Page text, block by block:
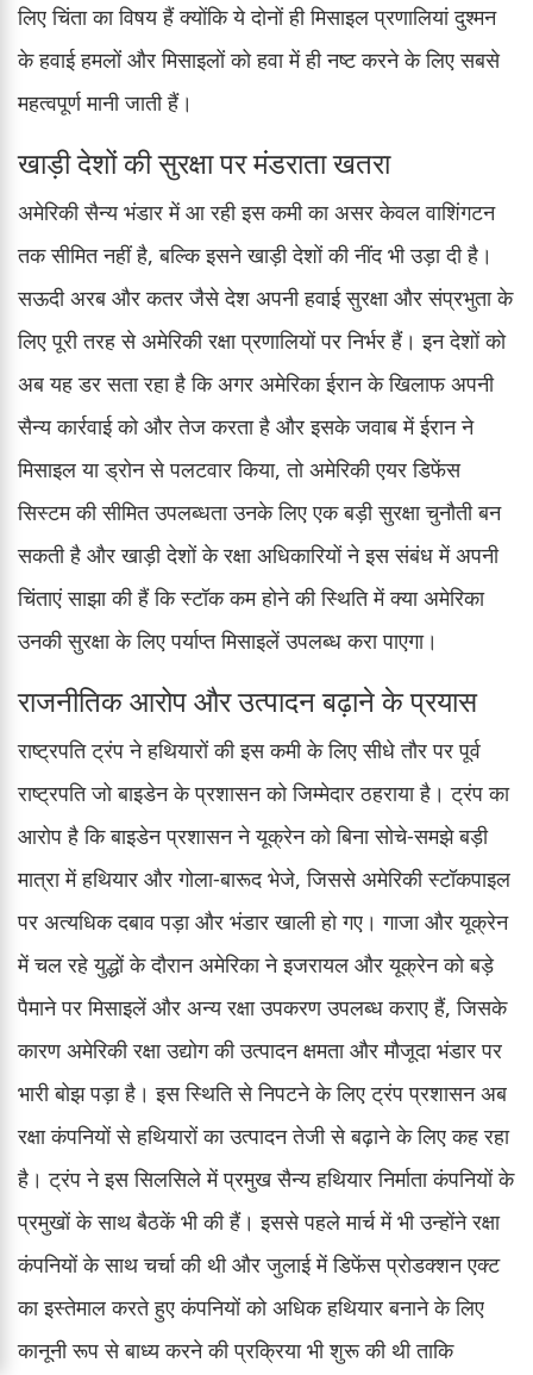
लिए चिंता का विषय हैं क्योंकि ये दोनों ही मिसाइल प्रणालियां दुश्मन
के हवाई हमलों और मिसाइलों को हवा में ही नष्ट करने के लिए सबसे
महत्वपूर्ण मानी जाती हैं।
खाड़ी देशों की सुरक्षा पर मंडराता खतरा
अमेरिकी सैन्य भंडार में आ रही इस कमी का असर केवल वाशिंगटन
तक सीमित नहीं है, बल्कि इसने खाड़ी देशों की नींद भी उड़ा दी है।
सऊदी अरब और कतर जैसे देश अपनी हवाई सुरक्षा और संप्रभुता के
लिए पूरी तरह से अमेरिकी रक्षा प्रणालियों पर निर्भर हैं। इन देशों को
अब यह डर सता रहा है कि अगर अमेरिका ईरान के खिलाफ अपनी
सैन्य कार्रवाई को और तेज करता है और इसके जवाब में ईरान ने
मिसाइल या ड्रोन से पलटवार किया, तो अमेरिकी एयर डिफेंस
सिस्टम की सीमित उपलब्धता उनके लिए एक बड़ी सुरक्षा चुनौती बन
सकती है और खाड़ी देशों के रक्षा अधिकारियों ने इस संबंध में अपनी
चिंताएं साझा की हैं कि स्टॉक कम होने की स्थिति में क्या अमेरिका
उनकी सुरक्षा के लिए पर्याप्त मिसाइलें उपलब्ध करा पाएगा।
राजनीतिक आरोप और उत्पादन बढ़ाने के प्रयास
राष्ट्रपति ट्रंप ने हथियारों की इस कमी के लिए सीधे तौर पर पूर्व
राष्ट्रपति जो बाइडेन के प्रशासन को जिम्मेदार ठहराया है। ट्रंप का
आरोप है कि बाइडेन प्रशासन ने यूक्रेन को बिना सोचे-समझे बड़ी
मात्रा में हथियार और गोला-बारूद भेजे, जिससे अमेरिकी स्टॉकपाइल
पर अत्यधिक दबाव पड़ा और भंडार खाली हो गए। गाजा और यूक्रेन
में चल रहे युद्धों के दौरान अमेरिका ने इजरायल और यूक्रेन को बड़े
पैमाने पर मिसाइलें और अन्य रक्षा उपकरण उपलब्ध कराए हैं, जिसके
कारण अमेरिकी रक्षा उद्योग की उत्पादन क्षमता और मौजूदा भंडार पर
भारी बोझ पड़ा है। इस स्थिति से निपटने के लिए ट्रंप प्रशासन अब
रक्षा कंपनियों से हथियारों का उत्पादन तेजी से बढ़ाने के लिए कह रहा
है। ट्रंप ने इस सिलसिले में प्रमुख सैन्य हथियार निर्माता कंपनियों के
प्रमुखों के साथ बैठकें भी की हैं। इससे पहले मार्च में भी उन्होंने रक्षा
कंपनियों के साथ चर्चा की थी और जुलाई में डिफेंस प्रोडक्शन एक्ट
का इस्तेमाल करते हुए कंपनियों को अधिक हथियार बनाने के लिए
कानूनी रूप से बाध्य करने की प्रक्रिया भी शुरू की थी ताकि